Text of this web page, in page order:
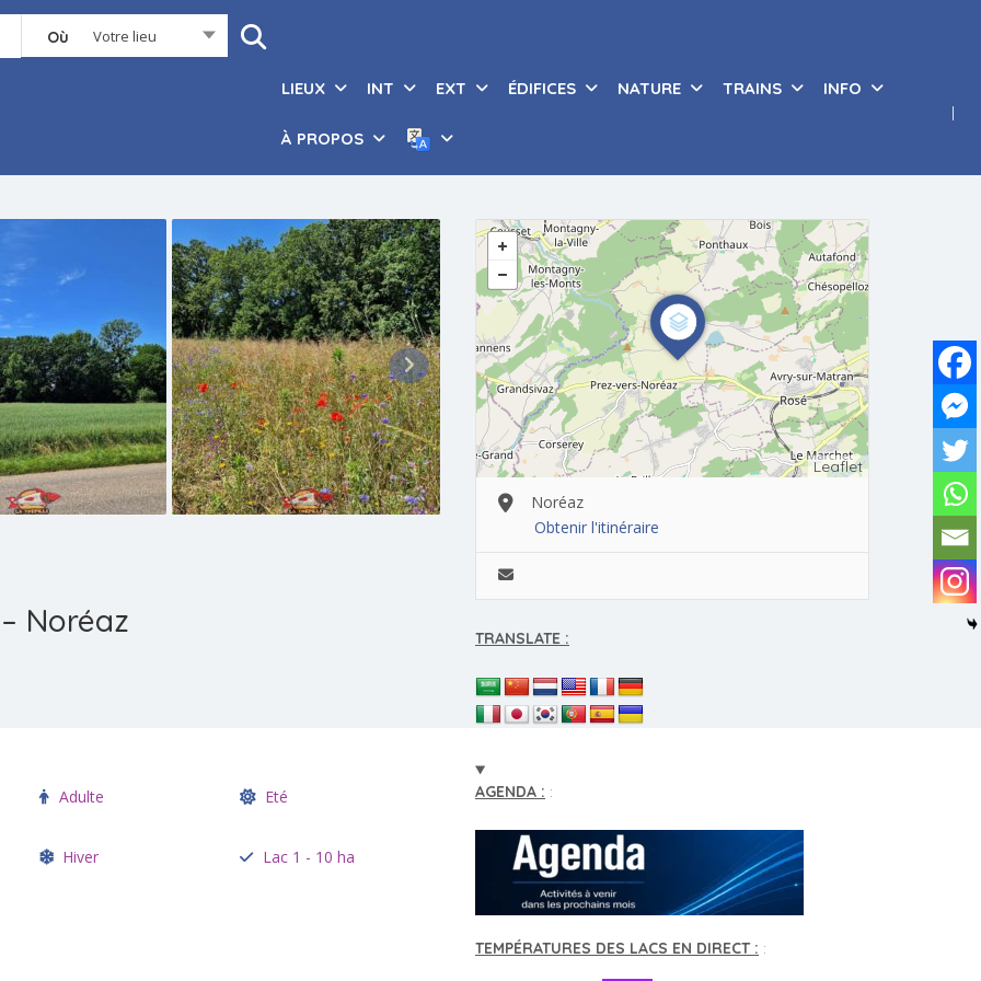
Où Votre lieu
LIEUX INT EXT ÉDIFICES NATURE TRAINS INFO
À PROPOS
Noréaz
Adulte Eté
Hiver Lac 1 - 10 ha
Leaflet
Noréaz
Obtenir l'itinéraire
TRANSLATE :
AGENDA : :
TEMPÉRATURES DES LACS EN DIRECT : :